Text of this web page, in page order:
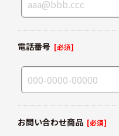
電話番号 [必須]
お問い合わせ商品 [必須]